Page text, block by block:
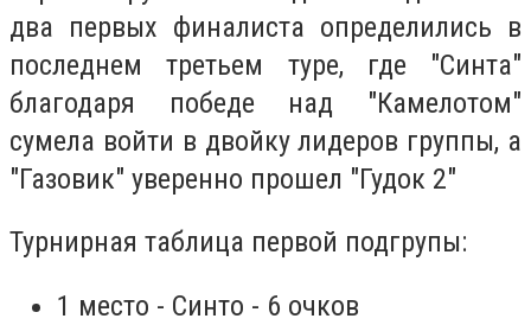
два первых финалиста определились в
последнем третьем туре, где "Синта"
благодаря победе над "Камелотом"
сумела войти в двойку лидеров группы, а
"Газовик" уверенно прошел "Гудок 2"
Турнирная таблица первой подгрупы:
1 место - Синто - 6 очков